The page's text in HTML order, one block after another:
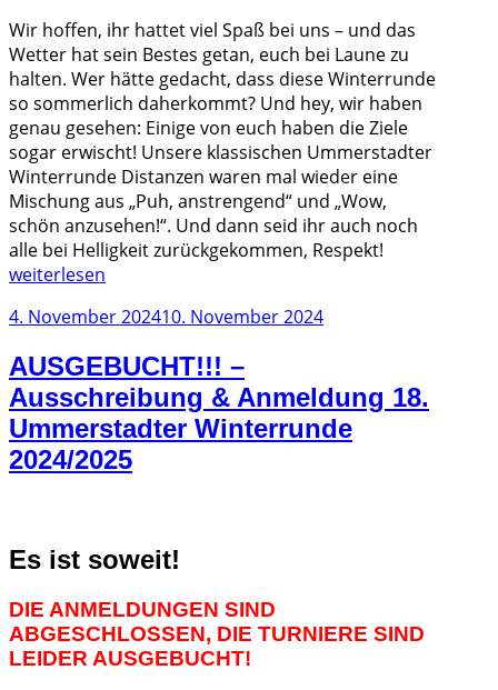
Wir hoffen, ihr hattet viel Spaß bei uns – und das
Wetter hat sein Bestes getan, euch bei Laune zu
halten. Wer hätte gedacht, dass diese Winterrunde
so sommerlich daherkommt? Und hey, wir haben
genau gesehen: Einige von euch haben die Ziele
sogar erwischt! Unsere klassischen Ummerstadter
Winterrunde Distanzen waren mal wieder eine
Mischung aus „Puh, anstrengend“ und „Wow,
schön anzusehen!“. Und dann seid ihr auch noch
alle bei Helligkeit zurückgekommen, Respekt!
weiterlesen
Veröffentlicht
4. November 202410. November 2024
AUSGEBUCHT!!! –
Ausschreibung & Anmeldung 18.
Ummerstadter Winterrunde
2024/2025
Es ist soweit!
DIE ANMELDUNGEN SIND
ABGESCHLOSSEN, DIE TURNIERE SIND
LEIDER AUSGEBUCHT!